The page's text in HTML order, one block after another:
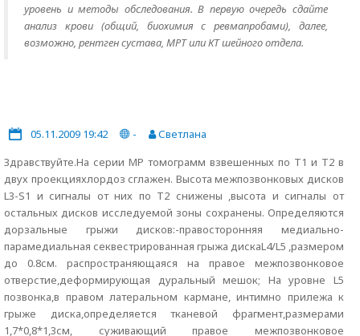
уровень и методы обследования. В первую очередь сдайте
анализ крови (общий, биохимия с ревмапробами), далее,
возможно, рентген сустава, МРТ или КТ шейного отдела.
05.11.2009 19:42 -
Светлана
Здравствуйте.На серии МР томограмм взвешенных по Т1 и Т2 в
двух проекцияхлордоз сглажен. Высота межпозвонковых дисков
L3-S1 и сигналы от них по Т2 снижены ,высота и сигналы от
остальных дисков исследуемой зоны сохранены. Определяются
дорзальные грыжи дисков:-правосторонняя медиально-
парамедиальная секвестрированная грыжа дискаL4/L5 ,размером
до 0.8см. распространяющаяся на правое межпозвонковое
отверстие,деформирующая дуральный мешок; На уровне L5
позвонка,в правом латеральном кармане, интимно прилежа к
грыже диска,определяется тканевой фрагмент,размерами
1,7*0,8*1,3см, суживающий правое межпозвонковое